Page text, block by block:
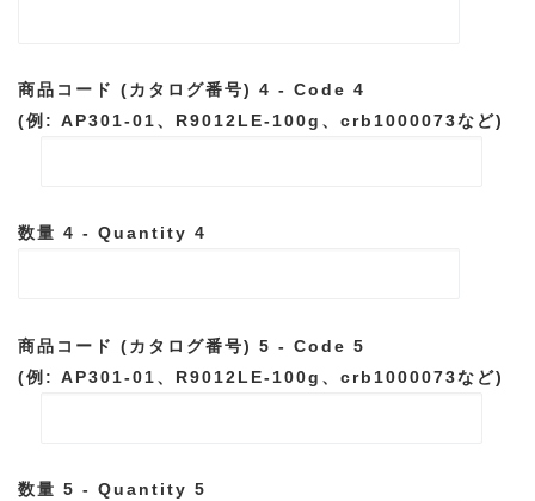
商品コード (カタログ番号) 4 - Code 4
(例: AP301-01、R9012LE-100g、crb1000073など)
数量 4 - Quantity 4
商品コード (カタログ番号) 5 - Code 5
(例: AP301-01、R9012LE-100g、crb1000073など)
数量 5 - Quantity 5